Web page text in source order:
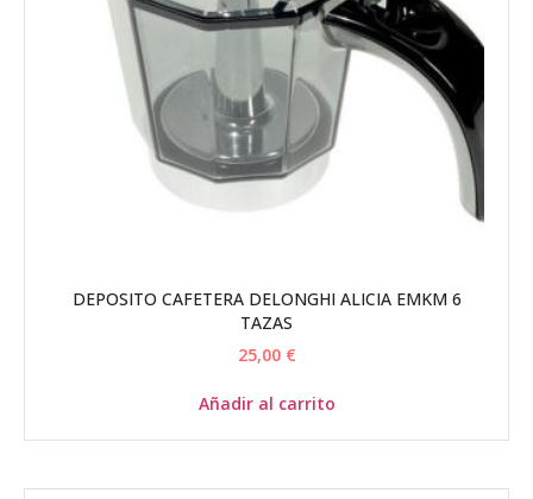
DEPOSITO CAFETERA DELONGHI ALICIA EMKM 6
TAZAS
25,00 €
Añadir al carrito